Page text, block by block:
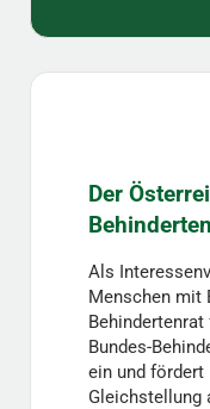
Der
Als
Menschen mit
Bundes-
ein und fördert
Gleichstellung